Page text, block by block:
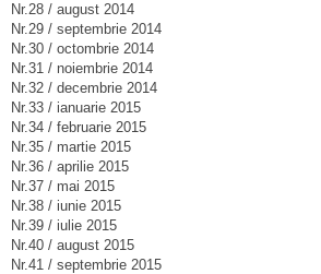
Nr.28 / august 2014
Nr.29 / septembrie 2014
Nr.30 / octombrie 2014
Nr.31 / noiembrie 2014
Nr.32 / decembrie 2014
Nr.33 / ianuarie 2015
Nr.34 / februarie 2015
Nr.35 / martie 2015
Nr.36 / aprilie 2015
Nr.37 / mai 2015
Nr.38 / iunie 2015
Nr.39 / iulie 2015
Nr.40 / august 2015
Nr.41 / septembrie 2015